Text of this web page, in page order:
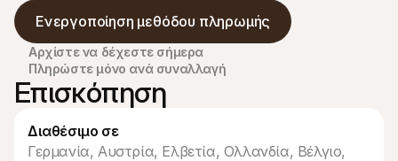
Ενεργοποίηση μεθόδου πληρωμής
Αρχίστε να δέχεστε σήμερα
Πληρώστε μόνο ανά συναλλαγή
Επισκόπηση
Διαθέσιμο σε
Γερμανία, Αυστρία, Ελβετία, Ολλανδία, Βέλγιο,
Αποδοχή &
Προληφθείτε τη
βελτιστοποιήστε
Συνεργάτες
Για πρακτορεία
Μάθετε για το Πρόγραμμα Συνεργατών μας